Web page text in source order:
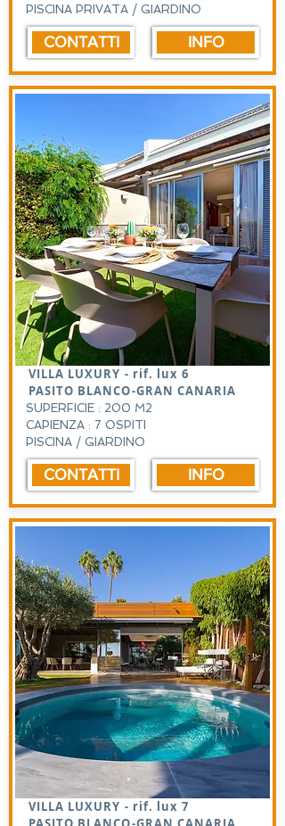
PISCINA PRIVATA / GIARDINO
CONTATTI INFO
VILLA LUXURY - rif. lux 6
PASITO BLANCO-GRAN CANARIA
SUPERFICIE : 200 M2
CAPIENZA : 7 OSPITI
PISCINA / GIARDINO
CONTATTI INFO
VILLA LUXURY - rif. lux 7